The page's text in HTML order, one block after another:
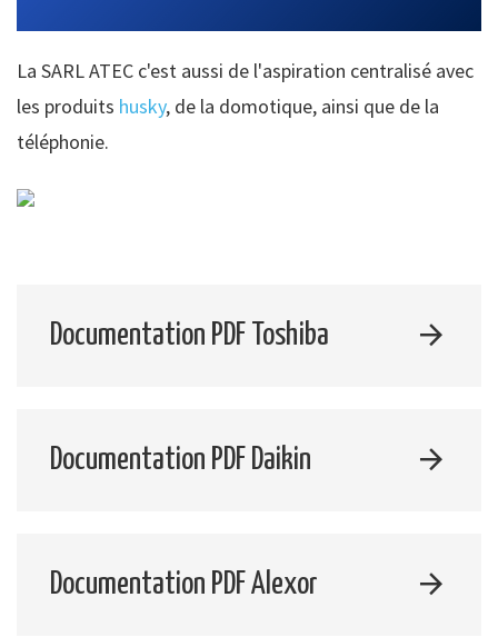
La SARL ATEC c'est aussi de l'aspiration centralisé avec
les produits husky, de la domotique, ainsi que de la
téléphonie.
Documentation PDF Toshiba
Documentation PDF Daikin
Documentation PDF Alexor